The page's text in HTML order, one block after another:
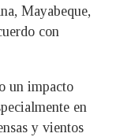
Mayabeque,
con
un impacto
en
y vientos